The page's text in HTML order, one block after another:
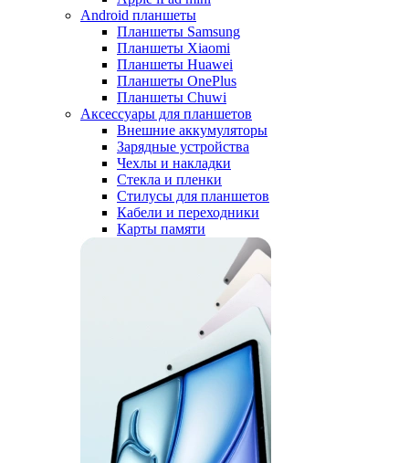
Android планшеты
Планшеты Samsung
Планшеты Xiaomi
Планшеты Huawei
Планшеты OnePlus
Планшеты Chuwi
Аксессуары для планшетов
Внешние аккумуляторы
Зарядные устройства
Чехлы и накладки
Стекла и пленки
Стилусы для планшетов
Кабели и переходники
Карты памяти